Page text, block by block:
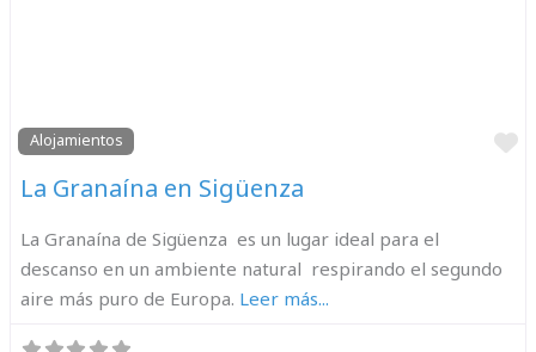
Alojamientos
La Granaína en Sigüenza
La Granaína de Sigüenza es un lugar ideal para el
descanso en un ambiente natural respirando el segundo
aire más puro de Europa. Leer más...